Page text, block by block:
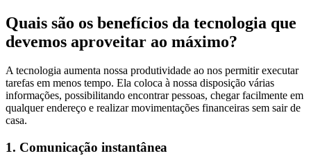
Quais são os benefícios da tecnologia que
devemos aproveitar ao máximo?
A tecnologia aumenta nossa produtividade ao nos permitir executar
tarefas em menos tempo. Ela coloca à nossa disposição várias
informações, possibilitando encontrar pessoas, chegar facilmente em
qualquer endereço e realizar movimentações financeiras sem sair de
casa.
1. Comunicação instantânea